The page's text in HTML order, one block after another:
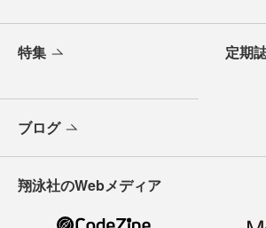
特集 定期
ブログ
翔泳社のWebメディア